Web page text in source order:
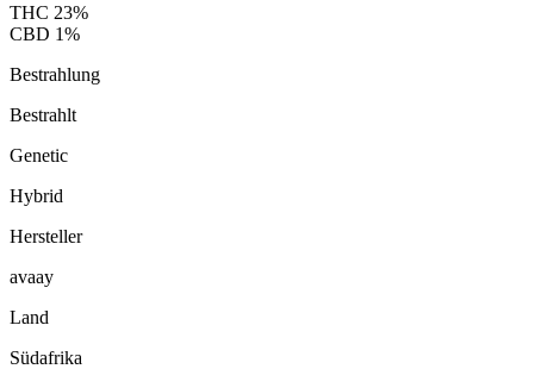
THC 23%
CBD 1%
Bestrahlung
Bestrahlt
Genetic
Hybrid
Hersteller
avaay
Land
Südafrika